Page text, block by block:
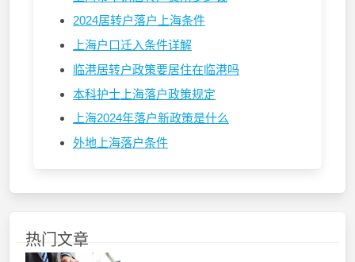
2024居转户落户上海条件
上海户口迁入条件详解
临港居转户政策要居住在临港吗
本科护士上海落户政策规定
上海2024年落户新政策是什么
外地上海落户条件
热门文章